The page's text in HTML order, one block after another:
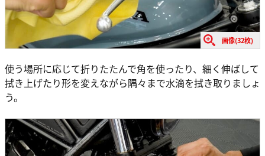
画像(32枚)
使う場所に応じて折りたたんで角を使ったり、細く伸ばして
拭き上げたり形を変えながら隅々まで水滴を拭き取りましょ
う。